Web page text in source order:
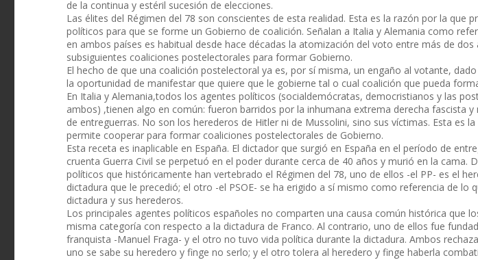
de la continua y estéril sucesión de elecciones.
Las élites del Régimen del 78 son conscientes de esta realidad. Esta es la razón por la que
políticos para que se forme un Gobierno de coalición. Señalan a Italia y Alemania como
en ambos países es habitual desde hace décadas la atomización del voto entre más de dos
subsiguientes coaliciones postelectorales para formar Gobierno.
El hecho de que una coalición postelectoral ya es, por sí misma, un engaño al votante,
la oportunidad de manifestar que quiere que le gobierne tal o cual coalición que pueda
En Italia y Alemania,todos los agentes políticos (socialdemócratas, democristianos y las
ambos) ,tienen algo en común: fueron barridos por la inhumana extrema derecha fascista y
de entreguerras. No son los herederos de Hitler ni de Mussolini, sino sus víctimas. Esta es
permite cooperar para formar coaliciones postelectorales de Gobierno.
Esta receta es inaplicable en España. El dictador que surgió en España en el período de
cruenta Guerra Civil se perpetuó en el poder durante cerca de 40 años y murió en la cama.
políticos que históricamente han vertebrado el Régimen del 78, uno de ellos -el PP- es el
dictadura que le precedió; el otro -el PSOE- se ha erigido a sí mismo como referencia de lo
dictadura y sus herederos.
Los principales agentes políticos españoles no comparten una causa común histórica que
misma categoría con respecto a la dictadura de Franco. Al contrario, uno de ellos fue
franquista -Manuel Fraga- y el otro no tuvo vida política durante la dictadura. Ambos
uno se sabe su heredero y finge no serlo; y el otro tolera al heredero y finge haberla